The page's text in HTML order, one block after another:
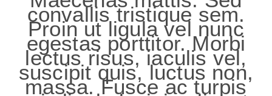
convallis tristique sem.
Proin ut ligula vel nunc
egestas porttitor. Morbi
lectus risus, iaculis vel,
suscipit quis, luctus non,
massa. Fusce ac turpis